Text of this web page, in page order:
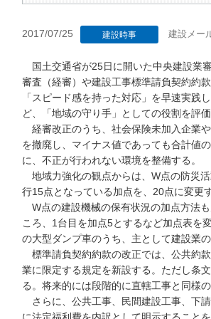
2017/07/25 建設時事 建設メー
国土交通省が25日に開いた中央建設業
審査（経審）や建設工事標準請負契約約
「スピード感を持った対応」を早速実践
ど、「地域の守り手」としての役割を評
経審改正のうち、社会保険未加入企業
を撤廃し、マイナス値であっても合計値
に、不正が行われない環境を整備する。
地域力強化の観点からは、W点の防災
行15点となっている加点を、20点に変更
W点の建設機械の保有状況の加点方法
ころ、1台目を加点5とするなど加点表を
の大型ダンプ車のうち、主として建設業
標準請負契約約款の改正では、公共約
業に限定する規定を新設する。ただし条
る。将来的には段階的に直轄工事と同様
さらに、公共工事、民間建設工事、下